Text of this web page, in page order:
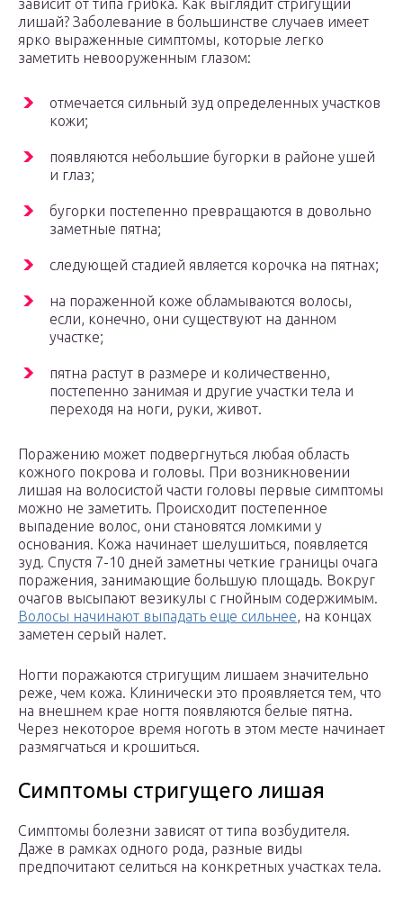
зависит от типа грибка. Как выглядит стригущий
лишай? Заболевание в большинстве случаев имеет
ярко выраженные симптомы, которые легко
заметить невооруженным глазом:
отмечается сильный зуд определенных участков
кожи;
появляются небольшие бугорки в районе ушей
и глаз;
бугорки постепенно превращаются в довольно
заметные пятна;
следующей стадией является корочка на пятнах;
на пораженной коже обламываются волосы,
если, конечно, они существуют на данном
участке;
пятна растут в размере и количественно,
постепенно занимая и другие участки тела и
переходя на ноги, руки, живот.
Поражению может подвергнуться любая область
кожного покрова и головы. При возникновении
лишая на волосистой части головы первые симптомы
можно не заметить. Происходит постепенное
выпадение волос, они становятся ломкими у
основания. Кожа начинает шелушиться, появляется
зуд. Спустя 7-10 дней заметны четкие границы очага
поражения, занимающие большую площадь. Вокруг
очагов высыпают везикулы с гнойным содержимым.
Волосы начинают выпадать еще сильнее, на концах
заметен серый налет.
Ногти поражаются стригущим лишаем значительно
реже, чем кожа. Клинически это проявляется тем, что
на внешнем крае ногтя появляются белые пятна.
Через некоторое время ноготь в этом месте начинает
размягчаться и крошиться.
Симптомы стригущего лишая
Симптомы болезни зависят от типа возбудителя.
Даже в рамках одного рода, разные виды
предпочитают селиться на конкретных участках тела.